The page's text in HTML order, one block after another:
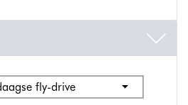
fly-drive